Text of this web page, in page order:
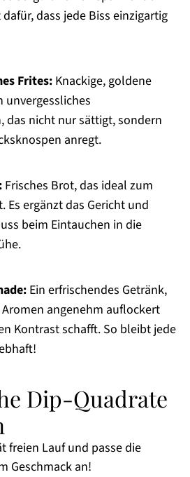
dass jede Biss einzigartig
Frites:Knackige, goldene
unvergessliches
das nicht nur sättigt, sondern
anregt.
Frisches Brot, das ideal zum
Es ergänzt das Gericht und
beim Eintauchen in die
Ein erfrischendes Getränk,
angenehm auflockert
Kontrast schafft. So bleibt jede
Dip-Quadrate
freien Lauf und passe die
Geschmack an!